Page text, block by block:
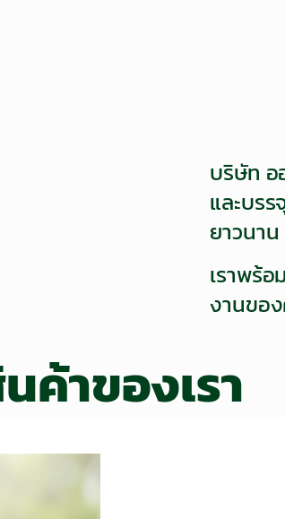
บริษัท อ
และบร
ยาวนา
เราพร้
งานขอ
ค้าของเรา